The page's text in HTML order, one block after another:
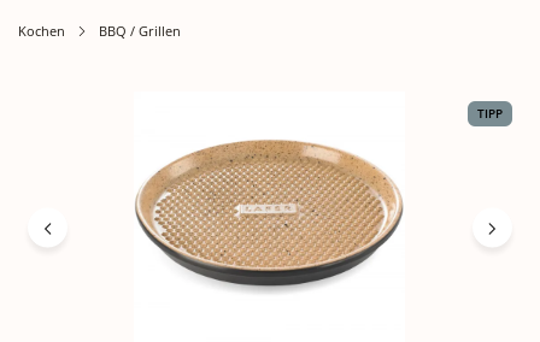
Kochen BBQ / Grillen
TIPP